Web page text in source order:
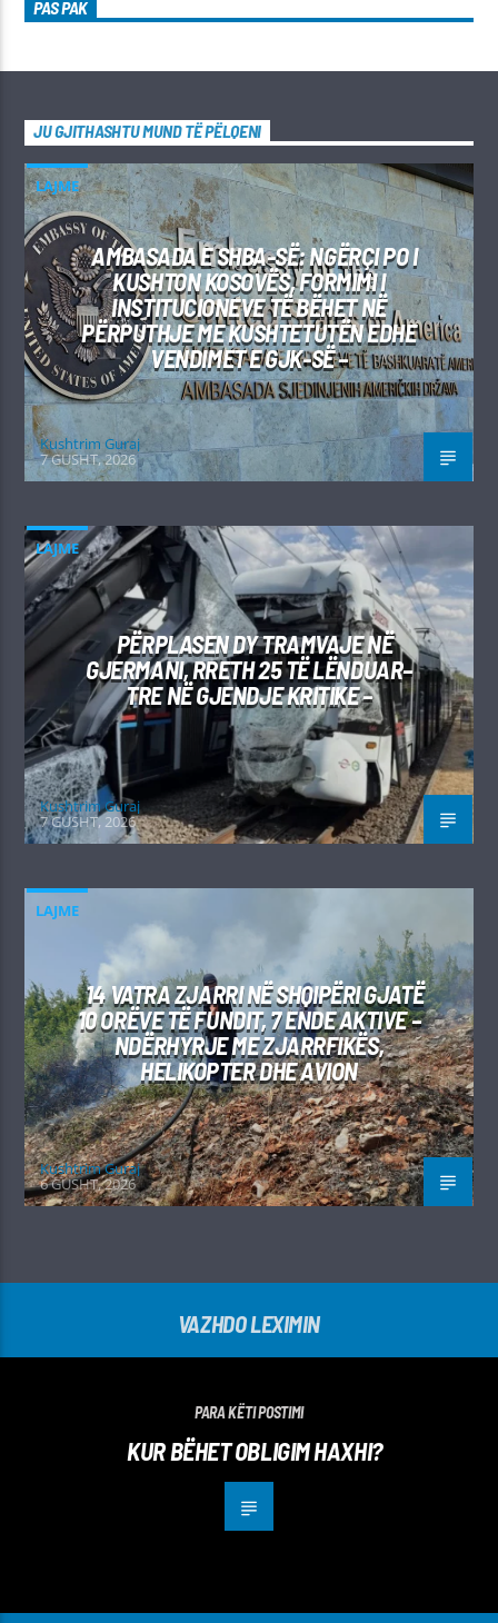
PAS PAK
JU GJITHASHTU MUND TË PËLQENI
LAJME
AMBASADA E SHBA-SË: NGËRÇI PO I
KUSHTON KOSOVËS, FORMIMI I
INSTITUCIONEVE TË BËHET NË
PËRPUTHJE ME KUSHTETUTËN EDHE
VENDIMET E GJK-SË –
Kushtrim Guraj
7 GUSHT, 2026
LAJME
PËRPLASEN DY TRAMVAJE NË
GJERMANI, RRETH 25 TË LËNDUAR–
TRE NË GJENDJE KRITIKE –
Kushtrim Guraj
7 GUSHT, 2026
LAJME
14 VATRA ZJARRI NË SHQIPËRI GJATË
10 ORËVE TË FUNDIT, 7 ENDE AKTIVE –
NDËRHYRJE ME ZJARRFIKËS,
HELIKOPTER DHE AVION
Kushtrim Guraj
6 GUSHT, 2026
VAZHDO LEXIMIN
PARA KËTI POSTIMI
KUR BËHET OBLIGIM HAXHI?